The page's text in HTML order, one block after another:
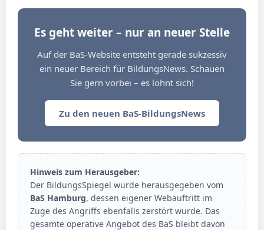
Es geht weiter – nur an neuer Stelle
Auf der BaS-Website entsteht gerade sukzessiv
ein neuer Bereich für BildungsNews. Schauen
Sie gern vorbei – es lohnt sich!
Zu den neuen BaS-BildungsNews
Hinweis zum Herausgeber:
Der BildungsSpiegel wurde herausgegeben vom
BaS Hamburg, dessen eigener Webauftritt im
Zuge des Angriffs ebenfalls zerstört wurde. Das
gesamte operative Angebot des BaS bleibt davon